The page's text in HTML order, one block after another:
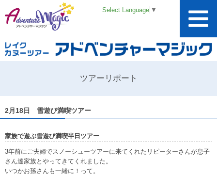
Select Language ▼
ツアーリポート
2月18日 雪遊び満喫ツアー
家族で遊ぶ雪遊び満喫半日ツアー
3年前にご夫婦でスノーシューツアーに来てくれたリピーターさんが息子
さん達家族とやってきてくれました。
いつかお孫さんも一緒に！って。